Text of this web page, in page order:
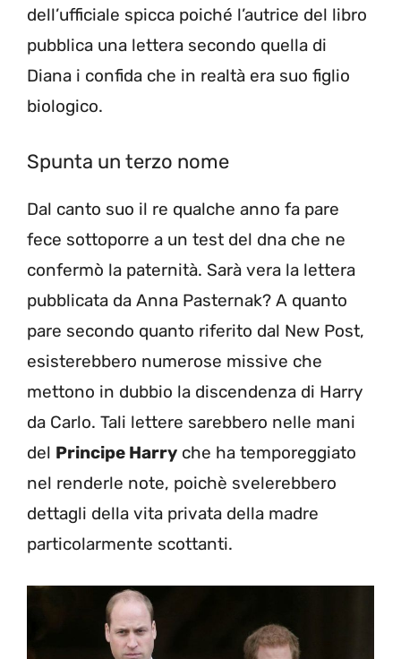
dell’ufficiale spicca poiché l’autrice del libro
pubblica una lettera secondo quella di
Diana i confida che in realtà era suo figlio
biologico.
Spunta un terzo nome
Dal canto suo il re qualche anno fa pare
fece sottoporre a un test del dna che ne
confermò la paternità. Sarà vera la lettera
pubblicata da Anna Pasternak? A quanto
pare secondo quanto riferito dal New Post,
esisterebbero numerose missive che
mettono in dubbio la discendenza di Harry
da Carlo. Tali lettere sarebbero nelle mani
del Principe Harry che ha temporeggiato
nel renderle note, poichè svelerebbero
dettagli della vita privata della madre
particolarmente scottanti.